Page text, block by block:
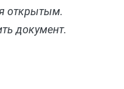
открытым.
документ.